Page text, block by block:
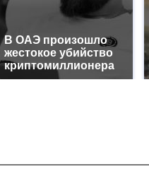
В ОАЭ произошло
жестокое убийство
криптомиллионера